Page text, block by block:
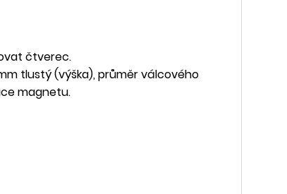
čtverec.
tlustý (výška), průměr válcového
magnetu.